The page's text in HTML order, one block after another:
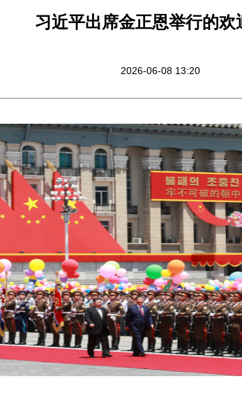
习近平出席金正恩举行的欢
2026-06-08 13:20